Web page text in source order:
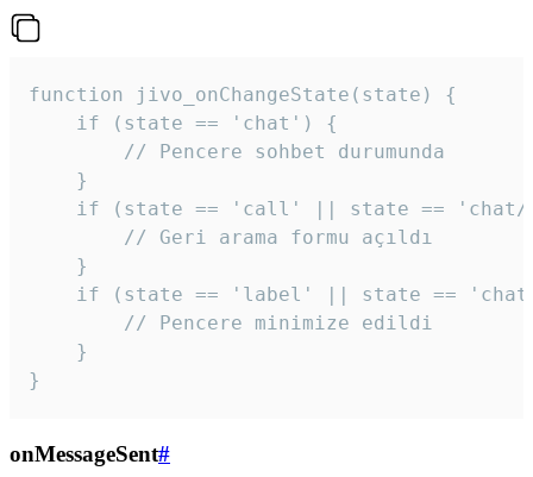
function jivo_onChangeState(state) {
    if (state == 'chat') {
        // Pencere sohbet durumunda
    }
if (state == 'call' || state ==
        // Geri arama formu açıldı
    }
if (state == 'label' || state ==
        // Pencere minimize edildi
    }
}
onMessageSent#